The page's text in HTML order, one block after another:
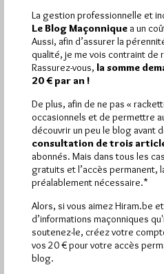
et2 926 pagesont été lues
Abonnement aux Newsletters -
La gestion professionnelle et
Le Blog Maçonnique a un
Aussi, afin d’assurer la
qualité, je me vois contraint de
Rassurez-vous, la somme
20 € par an !
De plus, afin de ne pas «
occasionnels et de permettre
découvrir un peu le blog avant
consultation de trois
abonnés. Mais dans tous les
gratuits et l’accès permanent,
préalablement nécessaire.*
Alors, si vous aimez Hiram.be
d’informations maçonniques
soutenez-le, créez votre
vos 20 € pour votre accès
blog.